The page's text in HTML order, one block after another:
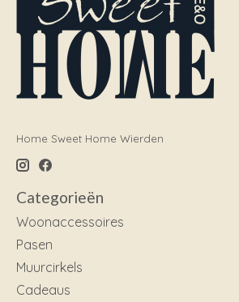
Home Sweet Home Wierden
Categorieën
Woonaccessoires
Pasen
Muurcirkels
Cadeaus